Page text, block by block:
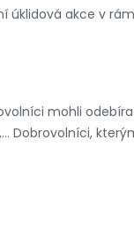
úklidová akce v
mohli